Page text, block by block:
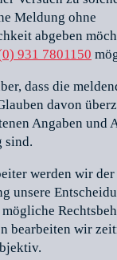
Meldung ohne
abgeben
931 7801150
dass die
davon
Angaben und
sind.
werden wir der
unsere
bearbeiten wir